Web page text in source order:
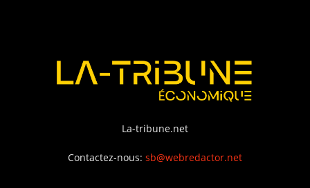
La-tribune.net
Contactez-nous: sb@webredactor.net